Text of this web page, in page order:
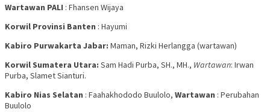
Wartawan PALI : Fhansen Wijaya
Korwil Provinsi Banten : Hayumi
Kabiro Purwakarta Jabar: Maman, Rizki Herlangga (wartawan)
Korwil Sumatera Utara: Sam Hadi Purba, SH., MH., Wartawan: Irwan
Purba, Slamet Sianturi.
Kabiro Nias Selatan : Faahakhododo Buulolo, Wartawan : Perubahan
Buulolo